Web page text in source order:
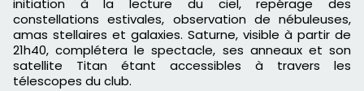
initiation à la lecture du ciel, repérage des
constellations estivales, observation de nébuleuses,
amas stellaires et galaxies. Saturne, visible à partir de
21h40, complétera le spectacle, ses anneaux et son
satellite Titan étant accessibles à travers les
télescopes du club.